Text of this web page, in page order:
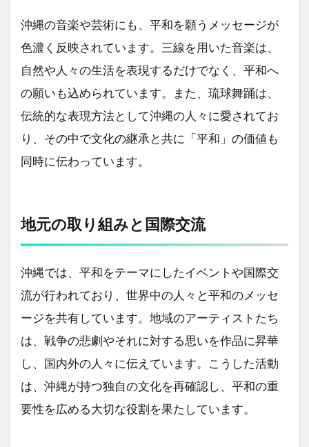
沖縄の音楽や芸術にも、平和を願うメッセージが
色濃く反映されています。三線を用いた音楽は、
自然や人々の生活を表現するだけでなく、平和へ
の願いも込められています。また、琉球舞踊は、
伝統的な表現方法として沖縄の人々に愛されてお
り、その中で文化の継承と共に「平和」の価値も
同時に伝わっています。
地元の取り組みと国際交流
沖縄では、平和をテーマにしたイベントや国際交
流が行われており、世界中の人々と平和のメッセ
ージを共有しています。地域のアーティストたち
は、戦争の悲劇やそれに対する思いを作品に昇華
し、国内外の人々に伝えています。こうした活動
は、沖縄が持つ独自の文化を再確認し、平和の重
要性を広める大切な役割を果たしています。